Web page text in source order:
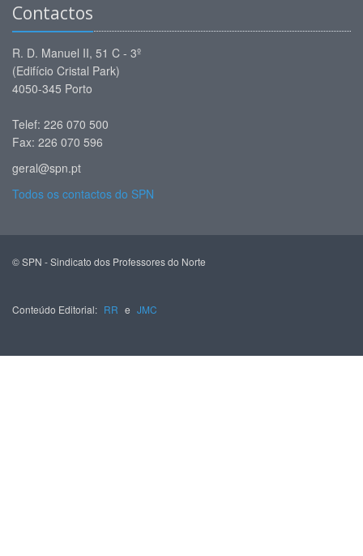
Contactos
R. D. Manuel II, 51 C - 3º
(Edifício Cristal Park)
4050-345 Porto
Telef: 226 070 500
Fax: 226 070 596
geral@spn.pt
Todos os contactos do SPN
© SPN - Sindicato dos Professores do Norte
Conteúdo Editorial: RR e JMC